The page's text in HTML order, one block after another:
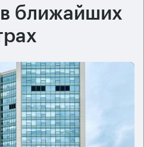
ближайших